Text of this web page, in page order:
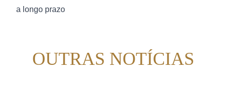
a longo prazo
OUTRAS NOTÍCIAS